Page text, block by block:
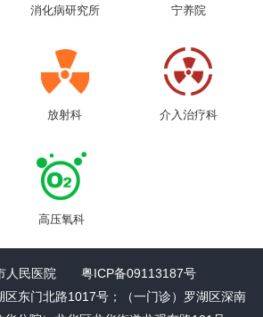
消化病研究所 宁养院
放射科 介入治疗科
高压氧科
人民医院 粤ICP备09113187号
区东门北路1017号；（一门诊）罗湖区深南